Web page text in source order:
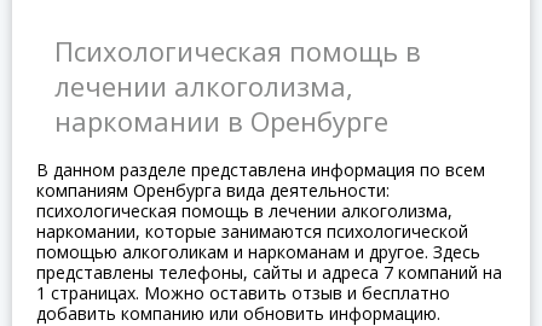
Психологическая помощь в
лечении алкоголизма,
наркомании в Оренбурге
В данном разделе представлена информация по всем
компаниям Оренбурга вида деятельности:
психологическая помощь в лечении алкоголизма,
наркомании, которые занимаются психологической
помощью алкоголикам и наркоманам и другое. Здесь
представлены телефоны, сайты и адреса 7 компаний на
1 страницах. Можно оставить отзыв и бесплатно
добавить компанию или обновить информацию.